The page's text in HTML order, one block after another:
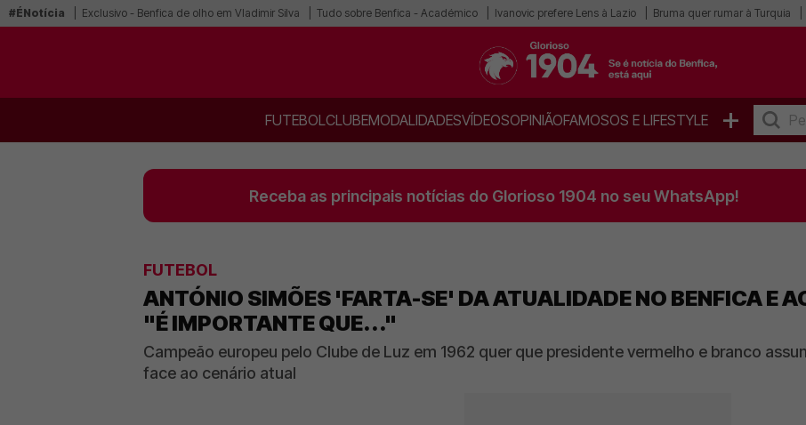
#ÉNotícia Exclusivo - Benfica de olho em Vladimir Silva Tudo sobre Benfica - Académico Ivanovic prefere Lens à Lazio Bruma quer rumar à Turquia
FUTEBOLCLUBEMODALIDADESVÍDEOSOPINIÃOFAMOSOS E LIFESTYLE +
Receba as principais notícias do Glorioso 1904 no seu WhatsApp!
FUTEBOL
ANTÓNIO SIMÕES 'FARTA-SE' DA ATUALIDADE NO BENFICA E
"É IMPORTANTE QUE..."
Campeão europeu pelo Clube de Luz em 1962 quer que presidente vermelho e branco
face ao cenário atual